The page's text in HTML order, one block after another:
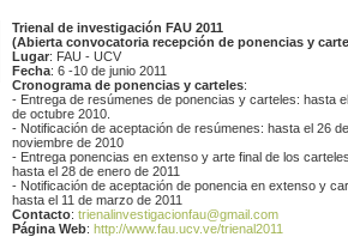
Trienal de investigación FAU 2011
(Abierta convocatoria recepción de ponencias y
Lugar: FAU - UCV
Fecha: 6 -10 de junio 2011
Cronograma de ponencias y carteles:
- Entrega de resúmenes de ponencias y carteles: hasta
de octubre 2010.
- Notificación de aceptación de resúmenes: hasta el 26 de
noviembre de 2010
- Entrega ponencias en extenso y arte final de los
hasta el 28 de enero de 2011
- Notificación de aceptación de ponencia en extenso y
hasta el 11 de marzo de 2011
Contacto: trienalinvestigacionfau@gmail.com
Página Web: http://www.fau.ucv.ve/trienal2011